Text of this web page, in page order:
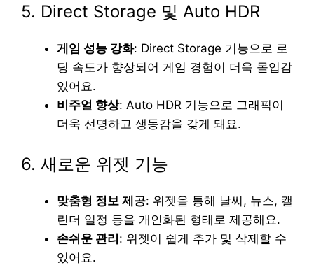
5. Direct Storage 및 Auto HDR
게임 성능 강화: Direct Storage 기능으로 로
딩 속도가 향상되어 게임 경험이 더욱 몰입감
있어요.
비주얼 향상: Auto HDR 기능으로 그래픽이
더욱 선명하고 생동감을 갖게 돼요.
6. 새로운 위젯 기능
맞춤형 정보 제공: 위젯을 통해 날씨, 뉴스, 캘
린더 일정 등을 개인화된 형태로 제공해요.
손쉬운 관리 : 위젯이 쉽게 추가 및 삭제할 수
있어요.